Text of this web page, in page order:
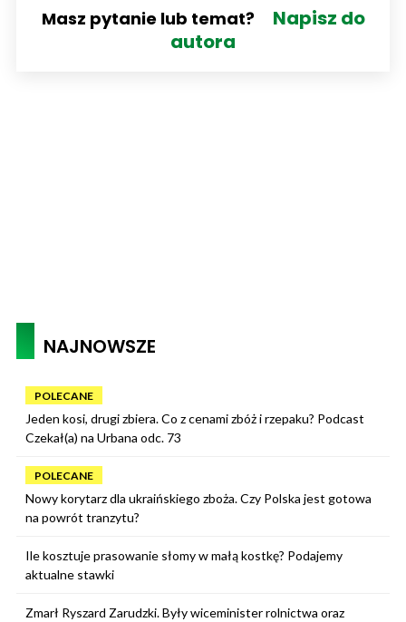
Masz pytanie lub temat?
Napisz do
autora
NAJNOWSZE
POLECANE
Jeden kosi, drugi zbiera. Co z cenami zbóż i rzepaku? Podcast
Czekał(a) na Urbana odc. 73
POLECANE
Nowy korytarz dla ukraińskiego zboża. Czy Polska jest gotowa
na powrót tranzytu?
Ile kosztuje prasowanie słomy w małą kostkę? Podajemy
aktualne stawki
Zmarł Ryszard Zarudzki. Były wiceminister rolnictwa oraz